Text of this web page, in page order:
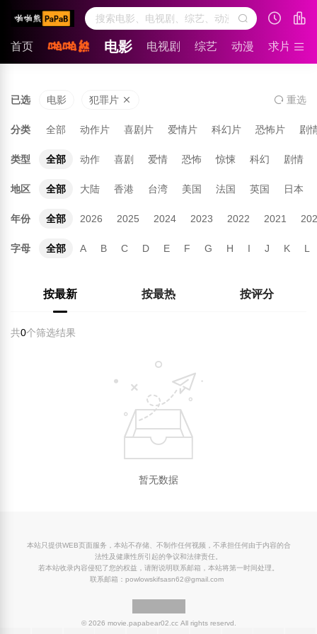
首页 电影 电视剧 综艺 动漫 求片留言
已选 电影 犯罪片 重选
分类 全部 动作片 喜剧片 爱情片 科幻片 恐怖片 剧
类型 全部 动作 喜剧 爱情 恐怖 惊悚 科幻 剧情
地区 全部 大陆 香港 台湾 美国 法国 英国 日本
年份 全部 2026 2025 2024 2023 2022 2021
字母 全部 A B C D E F G H I J K L
按最新 按最热 按评分
共0个筛选结果
暂无数据
本站只提供WEB页面服务，本站不存储、不制作任何视频，不承担任何由于内容的合
法性及健康性所引起的争议和法律责任。
若本站收录内容侵犯了您的权益，请附说明联系邮箱，本站将第一时间处理。
联系邮箱：powlowskifsasn62@gmail.com
© 2026 movie.papabear02.cc All rights reservd.